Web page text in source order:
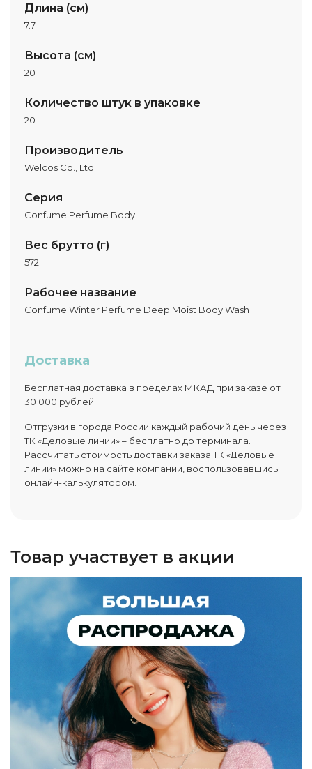
Длина (см)
7.7
Высота (см)
20
Количество штук в упаковке
20
Производитель
Welcos Co., Ltd.
Серия
Confume Perfume Body
Вес брутто (г)
572
Рабочее название
Confume Winter Perfume Deep Moist Body Wash
Доставка
Бесплатная доставка в пределах МКАД при заказе от
30 000 рублей.
Отгрузки в города России каждый рабочий день через
ТК «Деловые линии» – бесплатно до терминала.
Рассчитать стоимость доставки заказа ТК «Деловые
линии» можно на сайте компании, воспользовавшись
онлайн-калькулятором
Товар участвует в акции